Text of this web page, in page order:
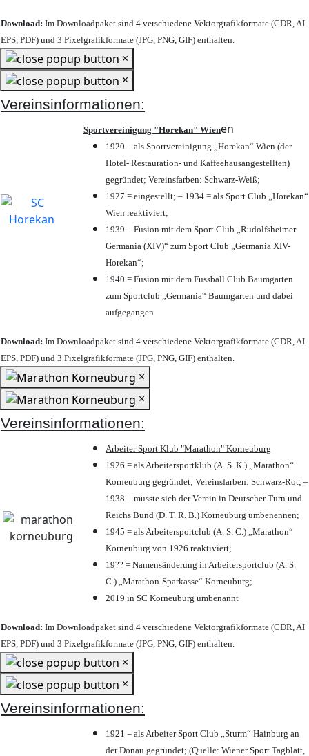
Download: Im Downloadpaket sind 4 verschiedene Vektorgrafikformate (CDR, AI
EPS, PDF) und 3 Pixelgrafikformate (JPG, PNG, GIF) enthalten.
×
×
Vereinsinformationen:
Sportvereinigung "Horekan" Wienen
1920 = als Sportvereinigung „Horekan“ Wien (der
Hotel- Restauration- und Kaffeehausangestellten)
gegründet; Vereinsfarben: Schwarz-Weiß;
1927 = eingestellt; – 1934 = als Sport Club „Horekan“
Wien reaktiviert;
1939 = Fusion mit dem Sport Club „Rudolfsheimer
Germania (XIV)“ zum Sport Club „Germania XIV-
Horekan“;
1940 = Fusion mit dem Fussball Club Baumgarten
zum Sportclub „Germania“ Baumgarten und dabei
aufgegangen
Download: Im Downloadpaket sind 4 verschiedene Vektorgrafikformate (CDR, AI
EPS, PDF) und 3 Pixelgrafikformate (JPG, PNG, GIF) enthalten.
×
×
Vereinsinformationen:
Arbeiter Sport Klub "Marathon" Korneuburg
1926 = als Arbeitersportklub (A. S. K.) „Marathon“
Korneuburg gegründet; Vereinsfarben: Schwarz-Rot; –
1938 = musste sich der Verein in Deutscher Turn und
Reichs Bund (D. T. R. B.) Korneuburg umbenennen;
1945 = als Arbeitersportclub (A. S. C.) „Marathon“
Korneuburg von 1926 reaktiviert;
19?? = Namensänderung in Arbeitersportclub (A. S.
C.) „Marathon-Sparkasse“ Korneuburg;
2019 in SC Korneuburg umbenannt
Download: Im Downloadpaket sind 4 verschiedene Vektorgrafikformate (CDR, AI
EPS, PDF) und 3 Pixelgrafikformate (JPG, PNG, GIF) enthalten.
×
×
Vereinsinformationen:
1921 = als Arbeiter Sport Club „Sturm“ Hainburg an
der Donau gegründet; (Quelle: Wiener Sport Tagblatt,